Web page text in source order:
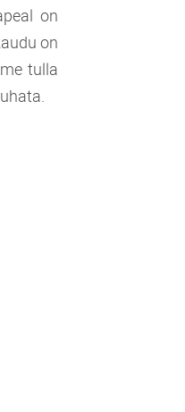
on
on
tulla